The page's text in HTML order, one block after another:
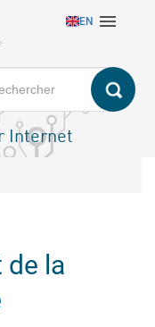
EN 
Internet
de la